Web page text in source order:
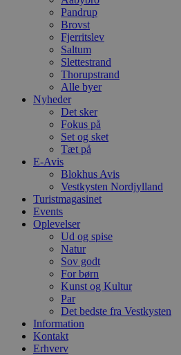
Pandrup
Brovst
Fjerritslev
Saltum
Slettestrand
Thorupstrand
Alle byer
Nyheder
Det sker
Fokus på
Set og sket
Tæt på
E-Avis
Blokhus Avis
Vestkysten Nordjylland
Turistmagasinet
Events
Oplevelser
Ud og spise
Natur
Sov godt
For børn
Kunst og Kultur
Par
Det bedste fra Vestkysten
Information
Kontakt
Erhverv